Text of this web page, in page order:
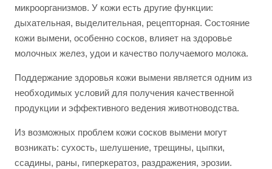
микроорганизмов. У кожи есть другие функции:
дыхательная, выделительная, рецепторная. Состояние
кожи вымени, особенно сосков, влияет на здоровье
молочных желез, удои и качество получаемого молока.
Поддержание здоровья кожи вымени является одним из
необходимых условий для получения качественной
продукции и эффективного ведения животноводства.
Из возможных проблем кожи сосков вымени могут
возникать: сухость, шелушение, трещины, цыпки,
ссадины, раны, гиперкератоз, раздражения, эрозии.